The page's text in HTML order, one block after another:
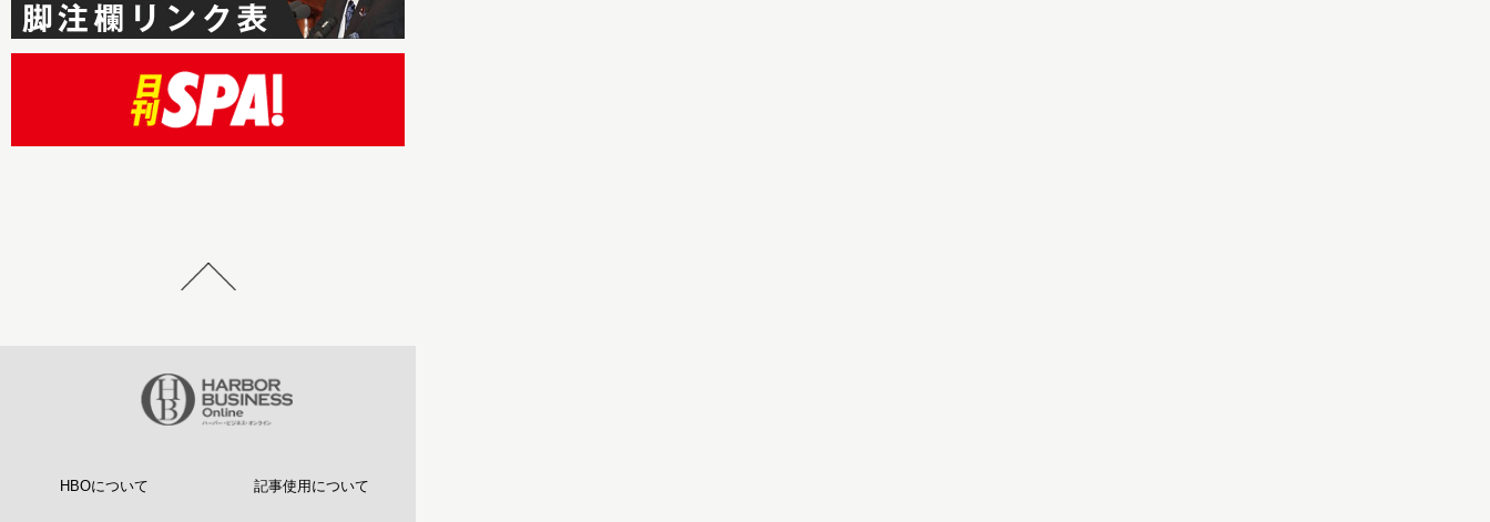
HBOについて 記事使用について